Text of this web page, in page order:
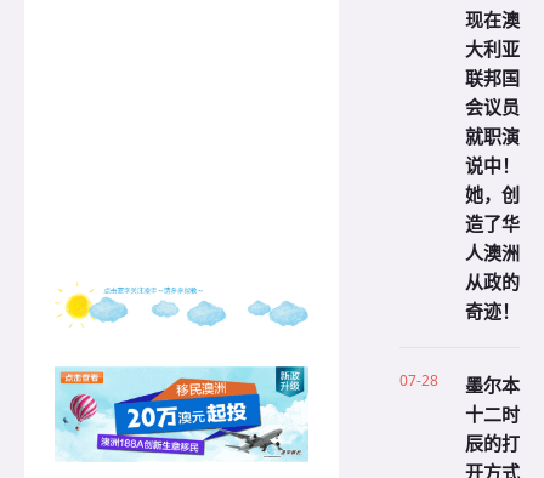
现在澳
大利亚
联邦国
会议员
就职演
说中！
她，创
造了华
人澳洲
从政的
奇迹！
07-28
墨尔本
十二时
辰的打
开方式